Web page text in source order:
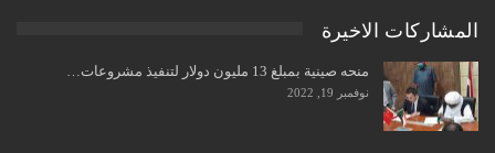
المشاركات الاخيرة
منحه صينية بمبلغ 13 مليون دولار لتنفيذ مشروعات…
نوفمبر 19, 2022